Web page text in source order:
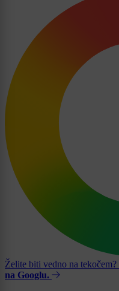
Želite biti vedno na tekočem?
na Googlu.